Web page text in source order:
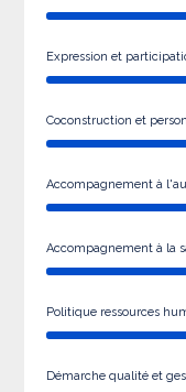
Expression et
Coconstruction et
Accompagnement à
Accompagnement à la
Politique ressources
Démarche qualité et